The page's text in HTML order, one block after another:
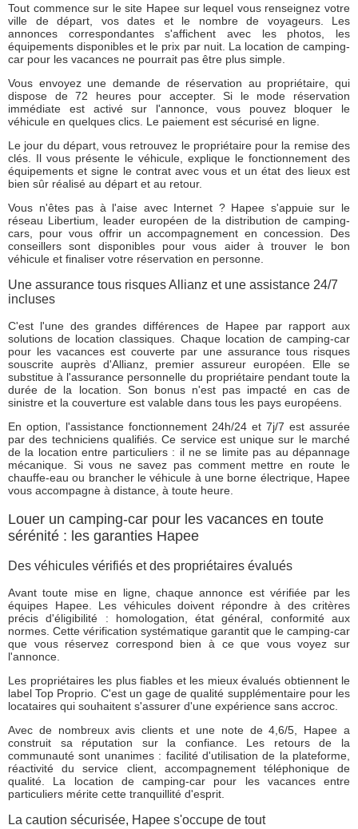
Tout commence sur le site Hapee sur lequel vous renseignez votre
ville de départ, vos dates et le nombre de voyageurs. Les
annonces correspondantes s'affichent avec les photos, les
équipements disponibles et le prix par nuit. La location de camping-
car pour les vacances ne pourrait pas être plus simple.
Vous envoyez une demande de réservation au propriétaire, qui
dispose de 72 heures pour accepter. Si le mode réservation
immédiate est activé sur l'annonce, vous pouvez bloquer le
véhicule en quelques clics. Le paiement est sécurisé en ligne.
Le jour du départ, vous retrouvez le propriétaire pour la remise des
clés. Il vous présente le véhicule, explique le fonctionnement des
équipements et signe le contrat avec vous et un état des lieux est
bien sûr réalisé au départ et au retour.
Vous n'êtes pas à l'aise avec Internet ? Hapee s'appuie sur le
réseau Libertium, leader européen de la distribution de camping-
cars, pour vous offrir un accompagnement en concession. Des
conseillers sont disponibles pour vous aider à trouver le bon
véhicule et finaliser votre réservation en personne.
Une assurance tous risques Allianz et une assistance 24/7
incluses
C'est l'une des grandes différences de Hapee par rapport aux
solutions de location classiques. Chaque location de camping-car
pour les vacances est couverte par une assurance tous risques
souscrite auprès d'Allianz, premier assureur européen. Elle se
substitue à l'assurance personnelle du propriétaire pendant toute la
durée de la location. Son bonus n'est pas impacté en cas de
sinistre et la couverture est valable dans tous les pays européens.
En option, l'assistance fonctionnement 24h/24 et 7j/7 est assurée
par des techniciens qualifiés. Ce service est unique sur le marché
de la location entre particuliers : il ne se limite pas au dépannage
mécanique. Si vous ne savez pas comment mettre en route le
chauffe-eau ou brancher le véhicule à une borne électrique, Hapee
vous accompagne à distance, à toute heure.
Louer un camping-car pour les vacances en toute
sérénité : les garanties Hapee
Des véhicules vérifiés et des propriétaires évalués
Avant toute mise en ligne, chaque annonce est vérifiée par les
équipes Hapee. Les véhicules doivent répondre à des critères
précis d'éligibilité : homologation, état général, conformité aux
normes. Cette vérification systématique garantit que le camping-car
que vous réservez correspond bien à ce que vous voyez sur
l'annonce.
Les propriétaires les plus fiables et les mieux évalués obtiennent le
label Top Proprio. C'est un gage de qualité supplémentaire pour les
locataires qui souhaitent s'assurer d'une expérience sans accroc.
Avec de nombreux avis clients et une note de 4,6/5, Hapee a
construit sa réputation sur la confiance. Les retours de la
communauté sont unanimes : facilité d'utilisation de la plateforme,
réactivité du service client, accompagnement téléphonique de
qualité. La location de camping-car pour les vacances entre
particuliers mérite cette tranquillité d'esprit.
La caution sécurisée, Hapee s'occupe de tout